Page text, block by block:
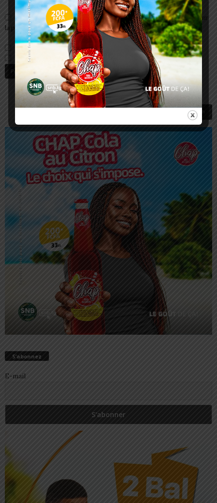
Enregistrer mon nom, email et site web dans ce navigateur pour
la prochaine fois que je commenterai.
Prévenez-moi de tous les nouveaux commentaires par e-mail.
Prévenez-moi de tous les nouveaux articles par e-mail.
S’abonnez
E-mail